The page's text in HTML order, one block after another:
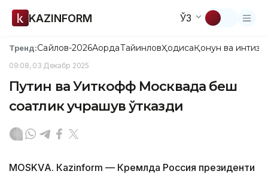
KAZINFORM ЎЗ
Тренд:Сайлов-2026АқордаТайинловҲодисаҚонун ва
09:08, 03 Декабр 2025
Путин ва Уиткофф Москвада беш
соатлик учрашув ўтказди
МОSKVА. Кazinform — Кремлда Россия президенти